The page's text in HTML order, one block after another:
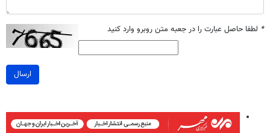
* لطفا حاصل عبارت را در جعبه متن روبرو وارد کنید
ارسال